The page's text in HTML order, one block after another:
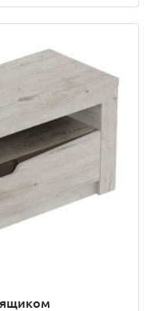
ящиком